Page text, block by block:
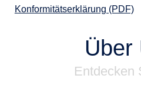
Konformitätserklärung (PDF)
Über
Entdecken